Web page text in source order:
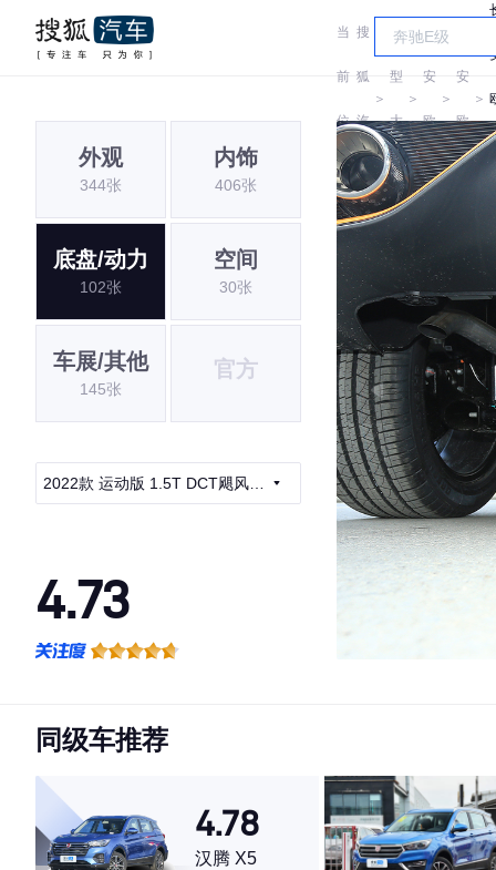
当
前
位
置:
搜
狐
汽
车
＞
车
型
大
全
＞
长
安
欧
尚
＞
安
欧
尚
＞
外观
344张
内饰
406张
底盘/动力
102张
空间
30张
车展/其他
145张
官方
2022款 运动版 1.5T DCT飓风音
4.73
·空间表现较为优秀，优于73%同级车
同级车推荐
4.78
汉腾 X5